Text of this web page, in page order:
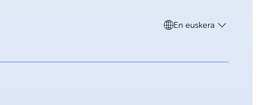
En euskera